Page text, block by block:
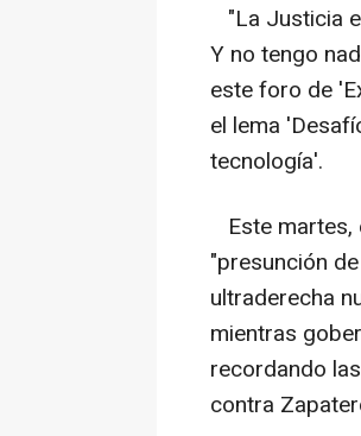
"La Justicia
Y no tengo
este foro de
el lema
tecnología'.
Este martes,
"presunción
ultraderecha
mientras
recordando
contra